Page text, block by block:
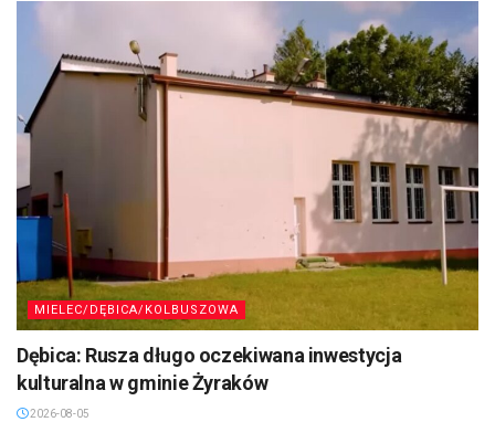
MIELEC/DĘBICA/KOLBUSZOWA
Dębica: Rusza długo oczekiwana inwestycja
kulturalna w gminie Żyraków
2026-08-05